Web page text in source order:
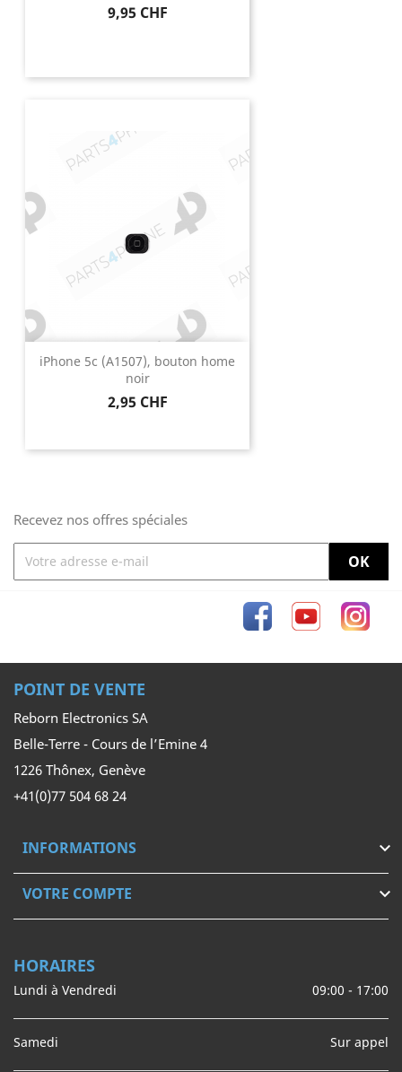
Prix
9,95 CHF
iPhone 5c (A1507), bouton home
noir
Prix
2,95 CHF
Recevez nos offres spéciales
FacebookYouTube
POINT DE VENTE
Reborn Electronics SA
Belle-Terre - Cours de l’Emine 4
1226 Thônex, Genève
+41(0)77 504 68 24
INFORMATIONS 
VOTRE COMPTE 
HORAIRES
Lundi à Vendredi 09:00 - 17:00
Samedi Sur appel